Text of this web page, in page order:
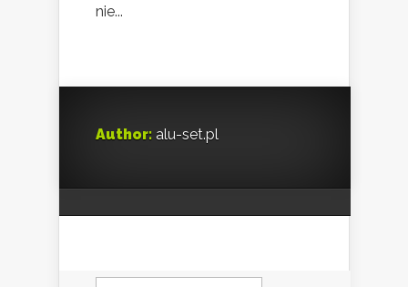
nie...
Author: alu-set.pl
Szukaj: